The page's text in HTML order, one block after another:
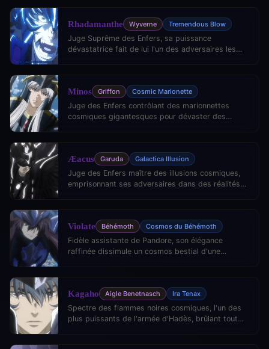
Rhadamanthe Wyverne Tremendous Blow
Juge Suprême des Enfers, sa puissance
dévastatrice fait de lui l'un des adversaires les
Minos Griffon Cosmic Marionette
Juge des Enfers contrôlant des marionnettes
cosmiques gigantesques pour dévaster des
Æacus Garuda Galactica Illusion
Juge des Enfers maître des illusions cosmiques,
emprisonnant ses adversaires dans des réalités
Violate Béhémoth Cosmos du Béhémoth
Fidèle assistante de Pandore, son élégance
raffinée dissimule un cosmos bestial d'une
Kagaho Aigle Benetnasch Ira Tenax
Spectre des flammes noires cosmiques, l'un des
plus puissants de l'armée d'Hadès, brûlant tout